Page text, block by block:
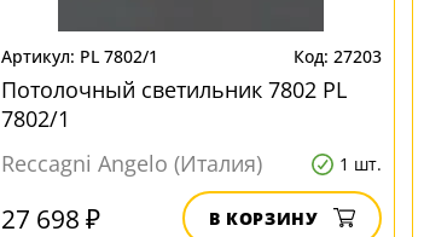
PL 7802/1 27203
Потолочный светильник 7802 PL
7802/1
Reccagni Angelo (Италия)
1 шт.
27 698 ₽ В КОРЗИНУ